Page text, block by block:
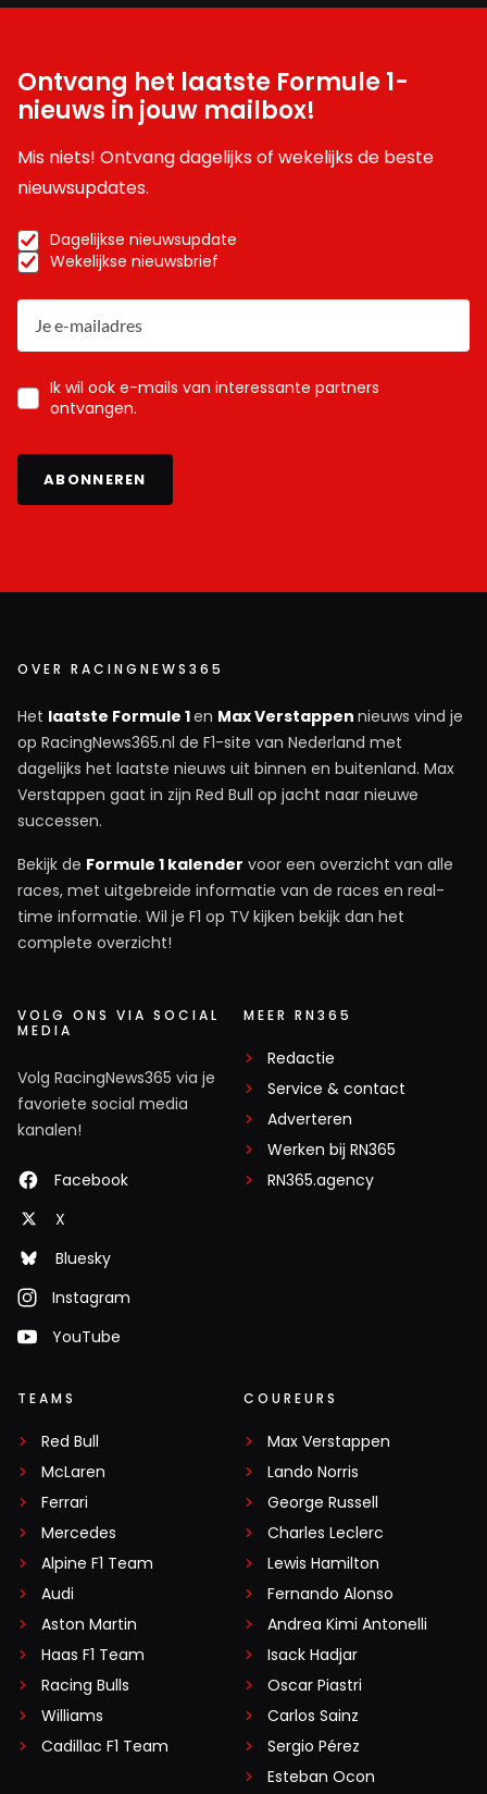
Ontvang het laatste Formule 1-
nieuws in jouw mailbox!
Mis niets! Ontvang dagelijks of wekelijks de beste
nieuwsupdates.
Dagelijkse nieuwsupdate
Wekelijkse nieuwsbrief
Ik wil ook e-mails van interessante partners
ontvangen.
ABONNEREN
OVER RACINGNEWS365
Het laatste Formule 1en Max Verstappen nieuws vind je
op RacingNews365.nl de F1-site van Nederland met
dagelijks het laatste nieuws uit binnen en buitenland. Max
Verstappen gaat in zijn Red Bull op jacht naar nieuwe
successen.
Bekijk de Formule 1 kalender voor een overzicht van alle
races, met uitgebreide informatie van de races en real-
time informatie. Wil je F1 op TV kijken bekijk dan het
complete overzicht!
VOLG ONS VIA SOCIAL
MEDIA
Volg RacingNews365 via je
favoriete social media
kanalen!
Facebook
X
Bluesky
Instagram
YouTube
MEER RN365
Redactie
Service & contact
Adverteren
Werken bij RN365
RN365.agency
TEAMS
Red Bull
McLaren
Ferrari
Mercedes
Alpine F1 Team
Audi
Aston Martin
Haas F1 Team
Racing Bulls
Williams
Cadillac F1 Team
COUREURS
Max Verstappen
Lando Norris
George Russell
Charles Leclerc
Lewis Hamilton
Fernando Alonso
Andrea Kimi Antonelli
Isack Hadjar
Oscar Piastri
Carlos Sainz
Sergio Pérez
Esteban Ocon